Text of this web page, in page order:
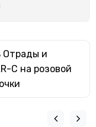
Отрады и
C на розовой